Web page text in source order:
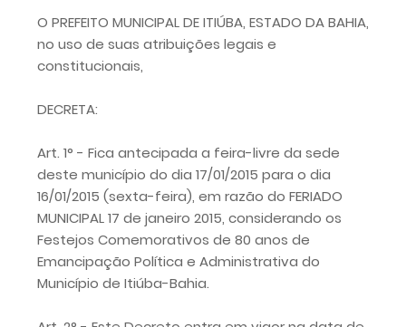
O PREFEITO MUNICIPAL DE ITIÚBA, ESTADO DA BAHIA,
no uso de suas atribuições legais e
constitucionais,
DECRETA:
Art. 1° - Fica antecipada a feira-livre da sede
deste município do dia 17/01/2015 para o dia
16/01/2015 (sexta-feira), em razão do FERIADO
MUNICIPAL 17 de janeiro 2015, considerando os
Festejos Comemorativos de 80 anos de
Emancipação Política e Administrativa do
Município de Itiúba-Bahia.